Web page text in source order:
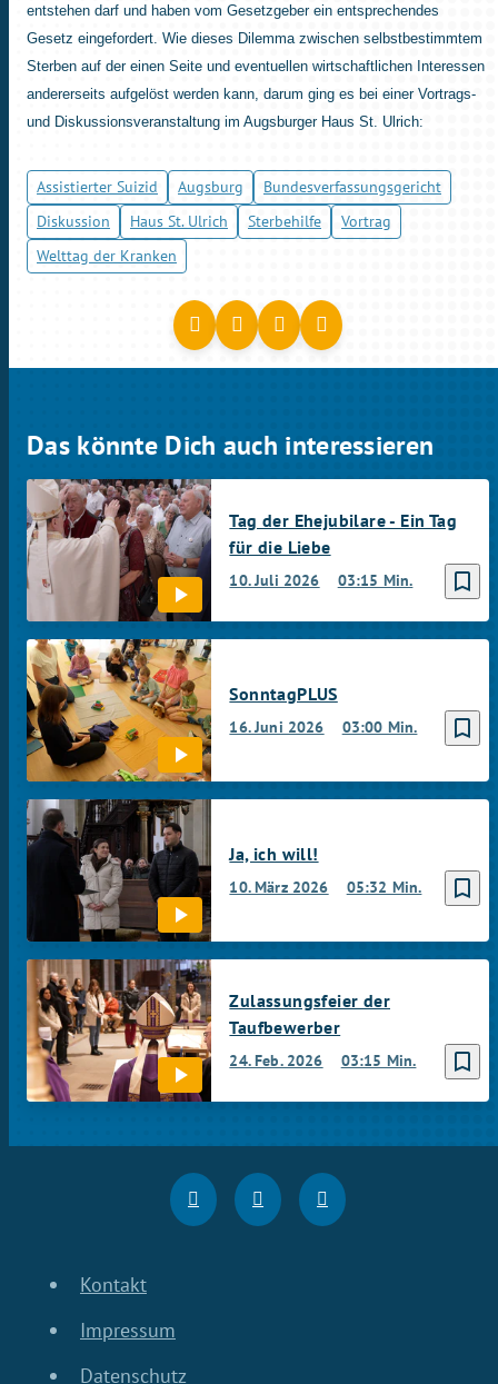
entstehen darf und haben vom Gesetzgeber ein entsprechendes
Gesetz eingefordert. Wie dieses Dilemma zwischen selbstbestimmtem
Sterben auf der einen Seite und eventuellen wirtschaftlichen Interessen
andererseits aufgelöst werden kann, darum ging es bei einer Vortrags-
und Diskussionsveranstaltung im Augsburger Haus St. Ulrich:
Assistierter Suizid Augsburg
Bundesverfassungsgericht
Diskussion
Haus St. Ulrich Sterbehilfe
Vortrag
Welttag der Kranken
Das könnte Dich auch interessieren
bookmark_border
10. Juli 2026 03:15 Min.
Tag der Ehejubilare - Ein Tag
für die Liebe
bookmark_border
16. Juni 2026 03:00 Min.
SonntagPLUS
bookmark_border
10. März 2026 05:32 Min.
Ja, ich will!
bookmark_border
24. Feb. 2026 03:15 Min.
Zulassungsfeier der
Taufbewerber
Kontakt
Impressum
Datenschutz